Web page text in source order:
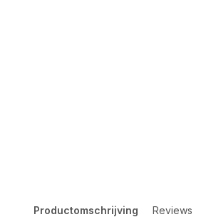
Productomschrijving Reviews